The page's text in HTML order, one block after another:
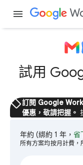
menu
試用
sell訂閱 Google
優惠，敬請把握。
年約 (綁約 1 年， 省
所有方案均按月計費，